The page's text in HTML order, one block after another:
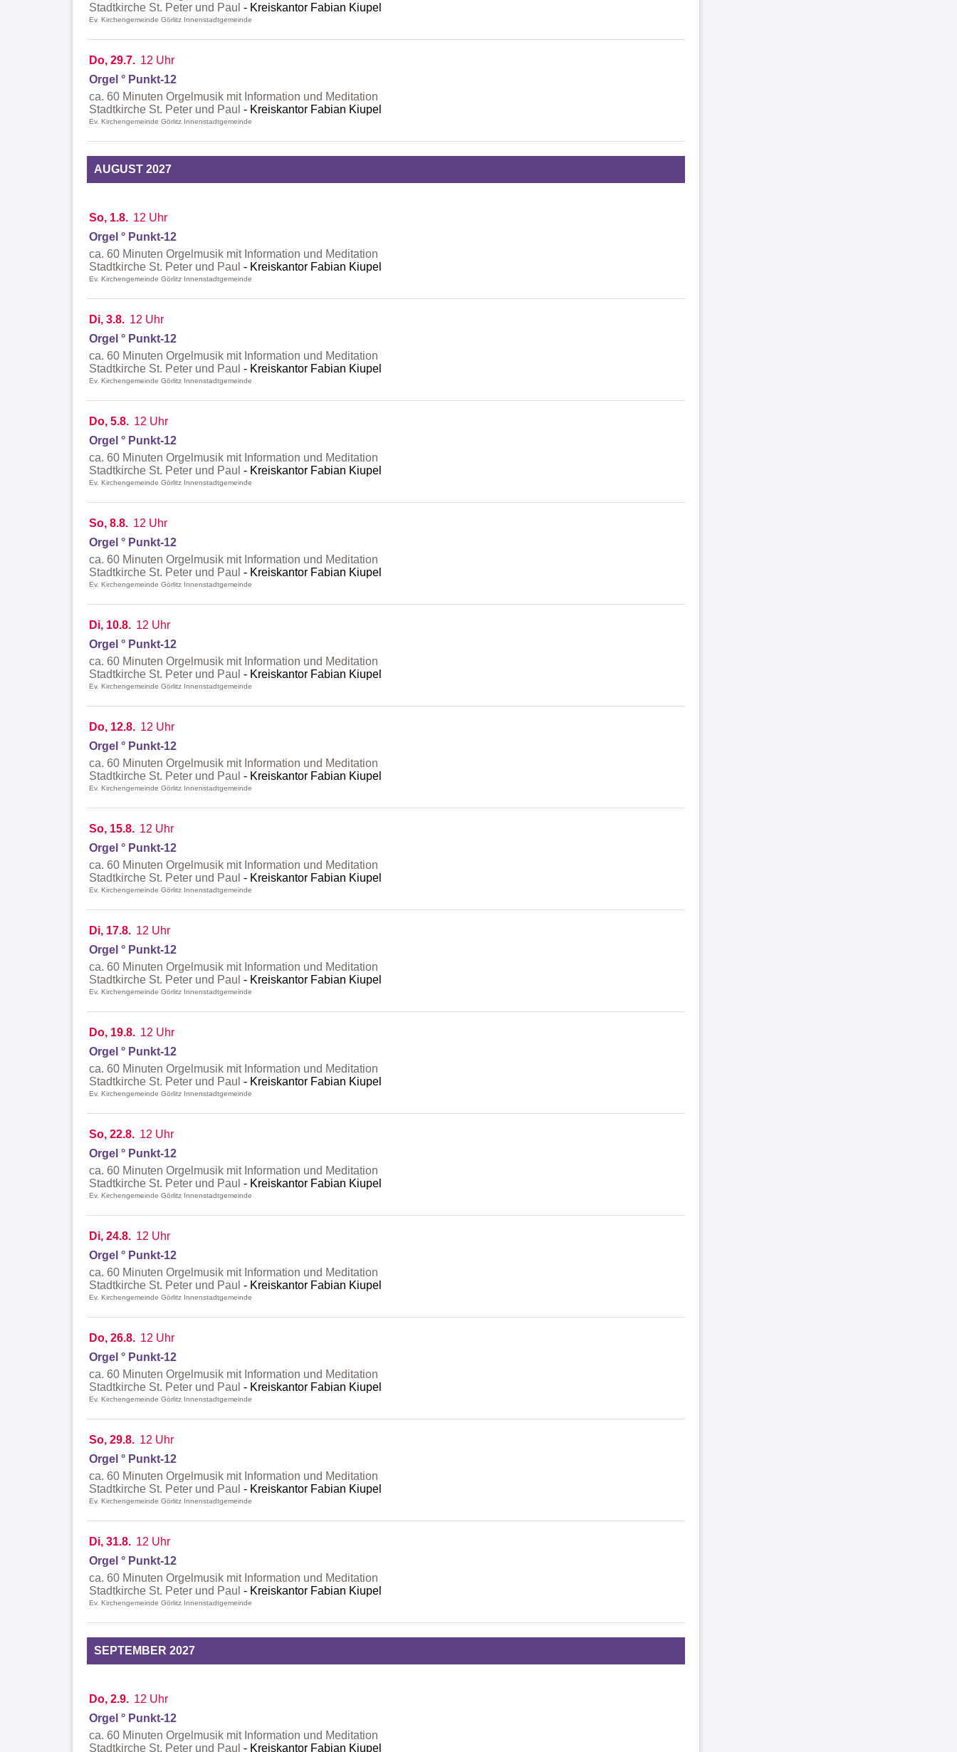
Stadtkirche St. Peter und Paul
Kreiskantor Fabian Kiupel
Ev. Kirchengemeinde Görlitz Innenstadtgemeinde
Do, 29.7. 12 Uhr
Orgel ° Punkt-12
ca. 60 Minuten Orgelmusik mit Information und Meditation
Stadtkirche St. Peter und Paul
Kreiskantor Fabian Kiupel
Ev. Kirchengemeinde Görlitz Innenstadtgemeinde
AUGUST 2027
So, 1.8. 12 Uhr
Orgel ° Punkt-12
ca. 60 Minuten Orgelmusik mit Information und Meditation
Stadtkirche St. Peter und Paul
Kreiskantor Fabian Kiupel
Ev. Kirchengemeinde Görlitz Innenstadtgemeinde
Di, 3.8. 12 Uhr
Orgel ° Punkt-12
ca. 60 Minuten Orgelmusik mit Information und Meditation
Stadtkirche St. Peter und Paul
Kreiskantor Fabian Kiupel
Ev. Kirchengemeinde Görlitz Innenstadtgemeinde
Do, 5.8. 12 Uhr
Orgel ° Punkt-12
ca. 60 Minuten Orgelmusik mit Information und Meditation
Stadtkirche St. Peter und Paul
Kreiskantor Fabian Kiupel
Ev. Kirchengemeinde Görlitz Innenstadtgemeinde
So, 8.8. 12 Uhr
Orgel ° Punkt-12
ca. 60 Minuten Orgelmusik mit Information und Meditation
Stadtkirche St. Peter und Paul
Kreiskantor Fabian Kiupel
Ev. Kirchengemeinde Görlitz Innenstadtgemeinde
Di, 10.8. 12 Uhr
Orgel ° Punkt-12
ca. 60 Minuten Orgelmusik mit Information und Meditation
Stadtkirche St. Peter und Paul
Kreiskantor Fabian Kiupel
Ev. Kirchengemeinde Görlitz Innenstadtgemeinde
Do, 12.8. 12 Uhr
Orgel ° Punkt-12
ca. 60 Minuten Orgelmusik mit Information und Meditation
Stadtkirche St. Peter und Paul
Kreiskantor Fabian Kiupel
Ev. Kirchengemeinde Görlitz Innenstadtgemeinde
So, 15.8. 12 Uhr
Orgel ° Punkt-12
ca. 60 Minuten Orgelmusik mit Information und Meditation
Stadtkirche St. Peter und Paul
Kreiskantor Fabian Kiupel
Ev. Kirchengemeinde Görlitz Innenstadtgemeinde
Di, 17.8. 12 Uhr
Orgel ° Punkt-12
ca. 60 Minuten Orgelmusik mit Information und Meditation
Stadtkirche St. Peter und Paul
Kreiskantor Fabian Kiupel
Ev. Kirchengemeinde Görlitz Innenstadtgemeinde
Do, 19.8. 12 Uhr
Orgel ° Punkt-12
ca. 60 Minuten Orgelmusik mit Information und Meditation
Stadtkirche St. Peter und Paul
Kreiskantor Fabian Kiupel
Ev. Kirchengemeinde Görlitz Innenstadtgemeinde
So, 22.8. 12 Uhr
Orgel ° Punkt-12
ca. 60 Minuten Orgelmusik mit Information und Meditation
Stadtkirche St. Peter und Paul
Kreiskantor Fabian Kiupel
Ev. Kirchengemeinde Görlitz Innenstadtgemeinde
Di, 24.8. 12 Uhr
Orgel ° Punkt-12
ca. 60 Minuten Orgelmusik mit Information und Meditation
Stadtkirche St. Peter und Paul
Kreiskantor Fabian Kiupel
Ev. Kirchengemeinde Görlitz Innenstadtgemeinde
Do, 26.8. 12 Uhr
Orgel ° Punkt-12
ca. 60 Minuten Orgelmusik mit Information und Meditation
Stadtkirche St. Peter und Paul
Kreiskantor Fabian Kiupel
Ev. Kirchengemeinde Görlitz Innenstadtgemeinde
So, 29.8. 12 Uhr
Orgel ° Punkt-12
ca. 60 Minuten Orgelmusik mit Information und Meditation
Stadtkirche St. Peter und Paul
Kreiskantor Fabian Kiupel
Ev. Kirchengemeinde Görlitz Innenstadtgemeinde
Di, 31.8. 12 Uhr
Orgel ° Punkt-12
ca. 60 Minuten Orgelmusik mit Information und Meditation
Stadtkirche St. Peter und Paul
Kreiskantor Fabian Kiupel
Ev. Kirchengemeinde Görlitz Innenstadtgemeinde
SEPTEMBER 2027
Do, 2.9. 12 Uhr
Orgel ° Punkt-12
ca. 60 Minuten Orgelmusik mit Information und Meditation
Stadtkirche St. Peter und Paul
Kreiskantor Fabian Kiupel